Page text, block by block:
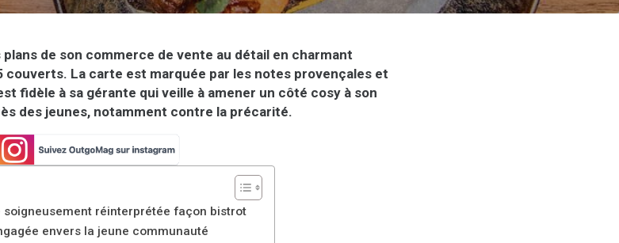
de son commerce de vente au détail en charmant
couverts. La carte est marquée par les notes provençales et
fidèle à sa gérante qui veille à amener un côté cosy à son
des jeunes, notamment contre la précarité.
soigneusement réinterprétée façon bistrot
envers la jeune communauté